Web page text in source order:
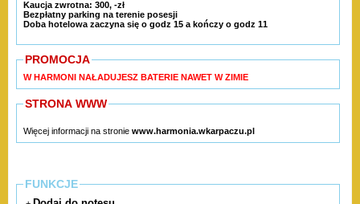
Kaucja zwrotna: 300, -zł
Bezpłatny parking na terenie posesji
Doba hotelowa zaczyna się o godz 15 a kończy o godz 11
PROMOCJA
W HARMONI NAŁADUJESZ BATERIE NAWET W ZIMIE
STRONA WWW
Więcej informacji na stronie www.harmonia.wkarpaczu.pl
FUNKCJE